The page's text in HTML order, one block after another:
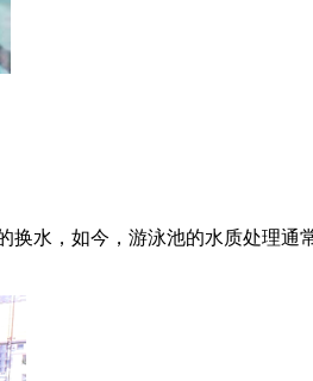
水，如今，游泳池的水质处理